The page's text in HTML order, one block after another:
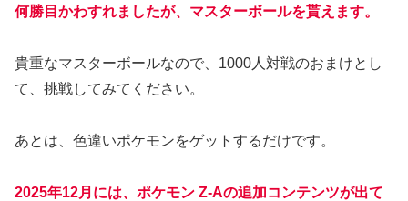
何勝目かわすれましたが、マスターボールを貰えます。
貴重なマスターボールなので、1000人対戦のおまけとし
て、挑戦してみてください。
あとは、色違いポケモンをゲットするだけです。
2025年12月には、ポケモン Z-Aの追加コンテンツが出て